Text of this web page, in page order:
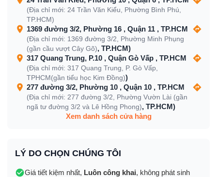
(Địa chỉ mới: 24 Trần Văn Kiểu, Phường Bình Phú,
TP.HCM)
1369 đường 3/2, Phường 16 , Quận 11 , TP.HCM
(Địa chỉ mới: 1369 đường 3/2, Phường Minh Phụng
(gần cầu vượt Cây Gõ), TP.HCM)
317 Quang Trung, P.10 , Quận Gò Vấp , TP.HCM
(Địa chỉ mới: 317 Quang Trung, P. Gò Vấp,
TPHCM(gần tiểu học Kim Đồng))
277 đường 3/2, Phường 10 , Quận 10 , TP.HCM
(Địa chỉ mới: 277 đường 3/2, Phường Vườn Lài (gần
ngã tư đường 3/2 và Lê Hồng Phong), TP.HCM)
Xem danh sách cửa hàng
LÝ DO CHỌN CHÚNG TÔI
Giá tiết kiệm nhất, Luôn công khai, không phát sinh